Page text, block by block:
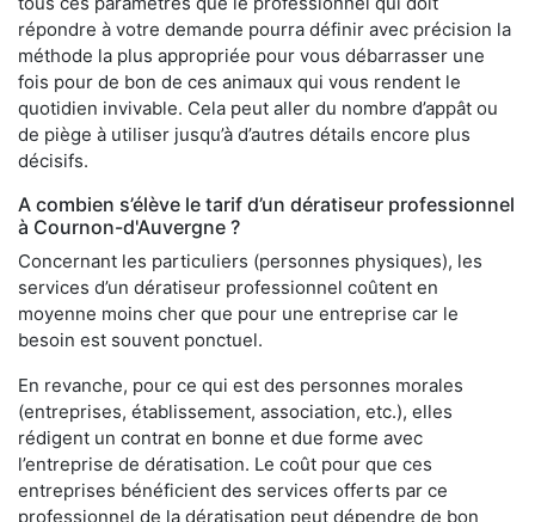
répondre à votre demande pourra définir avec précision la
méthode la plus appropriée pour vous débarrasser une
fois pour de bon de ces animaux qui vous rendent le
quotidien invivable. Cela peut aller du nombre d’appât ou
de piège à utiliser jusqu’à d’autres détails encore plus
décisifs.
A combien s’élève le tarif d’un dératiseur professionnel
à Cournon-d'Auvergne ?
Concernant les particuliers (personnes physiques), les
services d’un dératiseur professionnel coûtent en
moyenne moins cher que pour une entreprise car le
besoin est souvent ponctuel.
En revanche, pour ce qui est des personnes morales
(entreprises, établissement, association, etc.), elles
rédigent un contrat en bonne et due forme avec
l’entreprise de dératisation. Le coût pour que ces
entreprises bénéficient des services offerts par ce
professionnel de la dératisation peut dépendre de bon